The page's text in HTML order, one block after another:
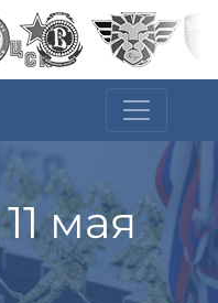
мая